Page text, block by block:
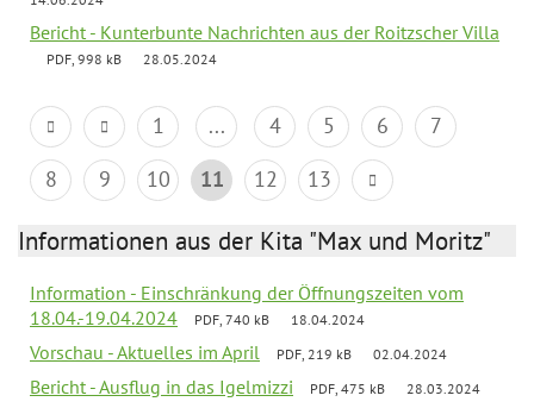
Bericht - Kunterbunte Nachrichten aus der Roitzscher Villa
PDF, 998 kB 28.05.2024
1 ... 4 5 6
7
8
9 10 11 12 13
Informationen aus der Kita "Max und Moritz"
Information - Einschränkung der Öffnungszeiten vom
18.04.-19.04.2024
PDF, 740 kB 18.04.2024
Vorschau - Aktuelles im April PDF, 219 kB 02.04.2024
Bericht - Ausflug in das Igelmizzi PDF, 475 kB 28.03.2024